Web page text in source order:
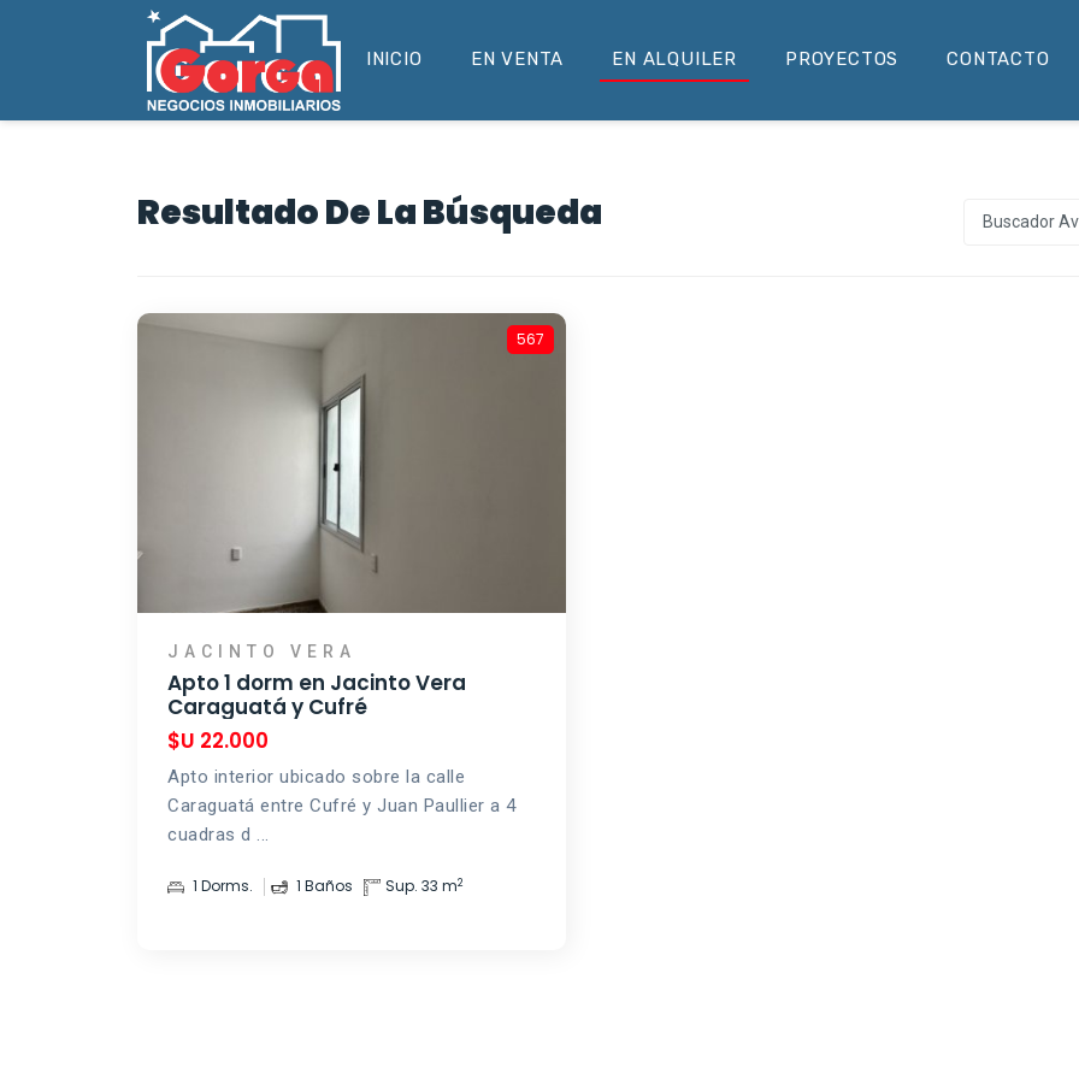
INICIO EN VENTA EN ALQUILER PROYECTOS CONTACTO
Resultado De La Búsqueda Buscador
567
JACINTO VERA
Apto 1 dorm en Jacinto Vera
Caraguatá y Cufré
$U 22.000
Apto interior ubicado sobre la calle
Caraguatá entre Cufré y Juan Paullier a 4
cuadras d ...
1 Dorms. 1 Baños Sup. 33 m2